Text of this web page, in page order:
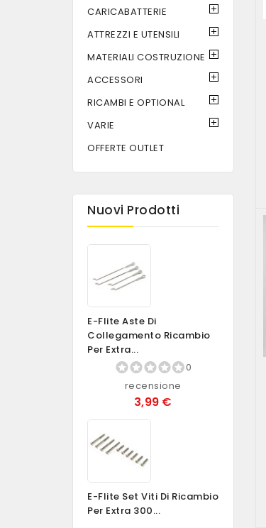
CARICABATTERIE
ATTREZZI E UTENSILI
MATERIALI COSTRUZIONE
ACCESSORI
RICAMBI E OPTIONAL
VARIE
OFFERTE OUTLET
Nuovi Prodotti
E-Flite Aste Di
Collegamento Ricambio
Per Extra...
0
recensione
3,99 €
E-Flite Set Viti Di Ricambio
Per Extra 300...